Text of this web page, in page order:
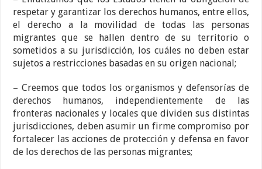
respetar y garantizar los derechos humanos, entre ellos,
el derecho a la movilidad de todas las personas
migrantes que se hallen dentro de su territorio o
sometidos a su jurisdicción, los cuáles no deben estar
sujetos a restricciones basadas en su origen nacional;
– Creemos que todos los organismos y defensorías de
derechos humanos, independientemente de las
fronteras nacionales y locales que dividen sus distintas
jurisdicciones, deben asumir un firme compromiso por
fortalecer las acciones de protección y defensa en favor
de los derechos de las personas migrantes;